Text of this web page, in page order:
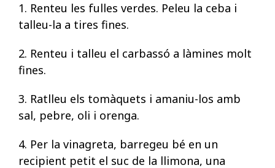
1. Renteu les fulles verdes. Peleu la ceba i
talleu-la a tires fines.
2. Renteu i talleu el carbassó a làmines molt
fines.
3. Ratlleu els tomàquets i amaniu-los amb
sal, pebre, oli i orenga.
4. Per la vinagreta, barregeu bé en un
recipient petit el suc de la llimona, una